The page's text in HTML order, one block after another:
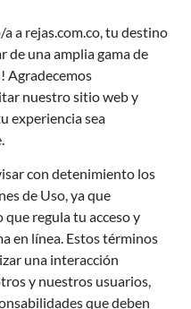
a a rejas.com.co , tu destino
de una amplia gama de
Agradecemos
nuestro sitio web y
experiencia sea
con detenimiento los
de Uso, ya que
regula tu acceso y
en línea. Estos términos
una interacción
y nuestros usuarios,
que deben